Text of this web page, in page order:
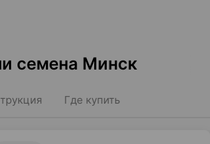
семена Минск
Где купить